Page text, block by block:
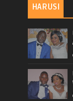
HARUSI